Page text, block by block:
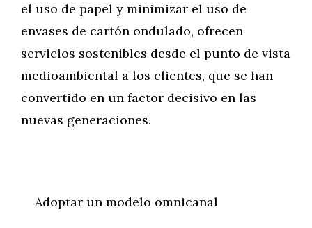
el uso de papel y minimizar el uso de
envases de cartón ondulado, ofrecen
servicios sostenibles desde el punto de vista
medioambiental a los clientes, que se han
convertido en un factor decisivo en las
nuevas generaciones.
Adoptar un modelo omnicanal